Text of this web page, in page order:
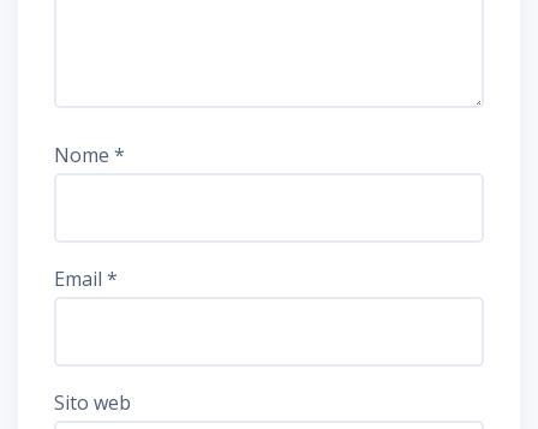
Nome *
Email *
Sito web